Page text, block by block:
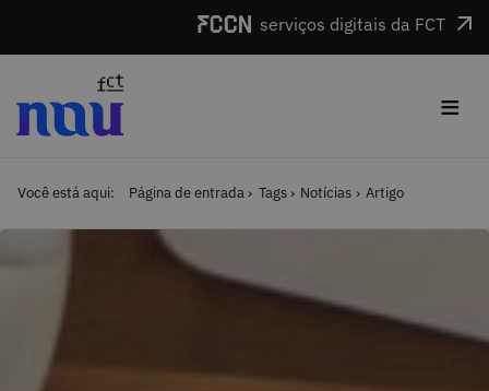
serviços digitais da FCT
≡
Você está aqui: Página de entrada Tags Notícias Artigo